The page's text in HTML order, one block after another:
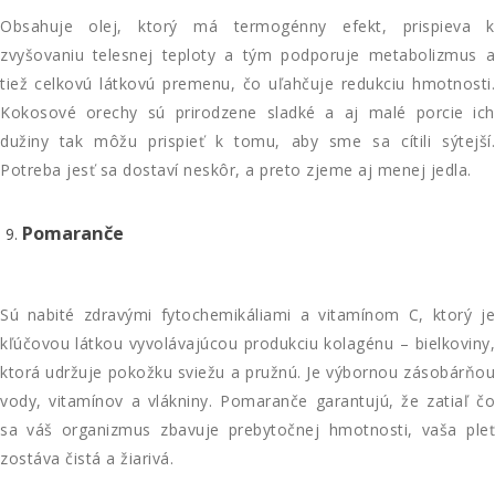
Obsahuje olej, ktorý má termogénny efekt, prispieva k
zvyšovaniu telesnej teploty a tým podporuje metabolizmus a
tiež celkovú látkovú premenu, čo uľahčuje redukciu hmotnosti.
Kokosové orechy sú prirodzene sladké a aj malé porcie ich
dužiny tak môžu prispieť k tomu, aby sme sa cítili sýtejší.
Potreba jesť sa dostaví neskôr, a preto zjeme aj menej jedla.
Pomaranče
Sú nabité zdravými fytochemikáliami a vitamínom C, ktorý je
kľúčovou látkou vyvolávajúcou produkciu kolagénu – bielkoviny,
ktorá udržuje pokožku sviežu a pružnú. Je výbornou zásobárňou
vody, vitamínov a vlákniny. Pomaranče garantujú, že zatiaľ čo
sa váš organizmus zbavuje prebytočnej hmotnosti, vaša pleť
zostáva čistá a žiarivá.